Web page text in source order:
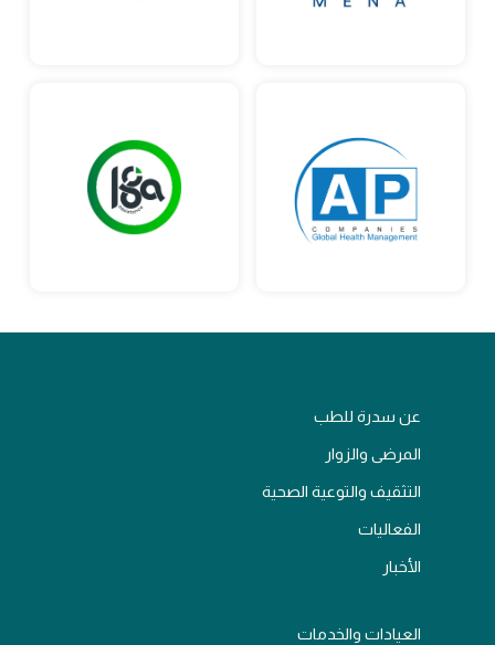
عن سدرة للطب
المرضى والزوار
التثقيف والتوعية الصحية
الفعاليات
الأخبار
العيادات والخدمات